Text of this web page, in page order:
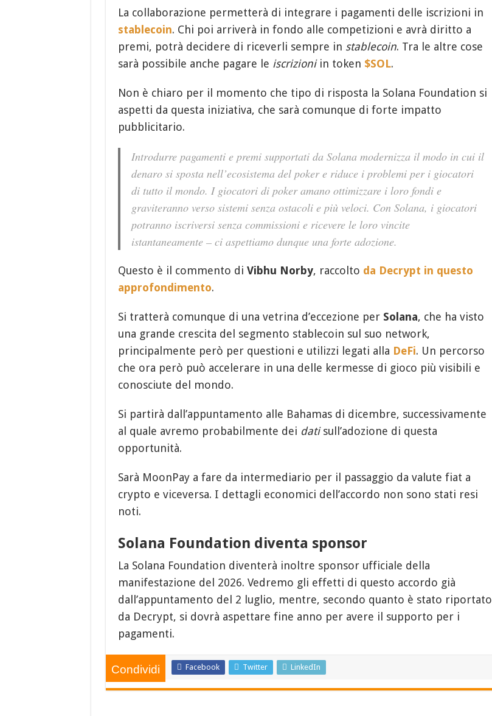
La collaborazione permetterà di integrare i pagamenti delle iscrizioni in
stablecoin. Chi poi arriverà in fondo alle competizioni e avrà diritto a
premi, potrà decidere di riceverli sempre in stablecoin. Tra le altre cose
sarà possibile anche pagare le iscrizioniin token $SOL.
Non è chiaro per il momento che tipo di risposta la Solana Foundation si
aspetti da questa iniziativa, che sarà comunque di forte impatto
pubblicitario.
Introdurre pagamenti e premi supportati da Solana modernizza il modo in cui il
denaro si sposta nell’ecosistema del poker e riduce i problemi per i giocatori
di tutto il mondo. I giocatori di poker amano ottimizzare i loro fondi e
graviteranno verso sistemi senza ostacoli e più veloci. Con Solana, i giocatori
potranno iscriversi senza commissioni e ricevere le loro vincite
istantaneamente – ci aspettiamo dunque una forte adozione.
Questo è il commento di Vibhu Norby, raccolto da Decrypt in questo
approfondimento.
Si tratterà comunque di una vetrina d’eccezione per Solana, che ha visto
una grande crescita del segmento stablecoin sul suo network,
principalmente però per questioni e utilizzi legati alla DeFi. Un percorso
che ora però può accelerare in una delle kermesse di gioco più visibili e
conosciute del mondo.
Si partirà dall’appuntamento alle Bahamas di dicembre, successivamente
al quale avremo probabilmente dei datisull’adozione di questa
opportunità.
Sarà MoonPay a fare da intermediario per il passaggio da valute fiat a
crypto e viceversa. I dettagli economici dell’accordo non sono stati resi
noti.
Solana Foundation diventa sponsor
La Solana Foundation diventerà inoltre sponsor ufficiale della
manifestazione del 2026. Vedremo gli effetti di questo accordo già
dall’appuntamento del 2 luglio, mentre, secondo quanto è stato riportato
da Decrypt, si dovrà aspettare fine anno per avere il supporto per i
pagamenti.
Condividi Facebook Twitter LinkedIn